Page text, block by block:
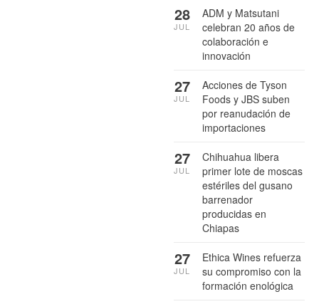
ADM y Matsutani
celebran 20 años de
colaboración e
innovación
28
JUL
Acciones de Tyson
Foods y JBS suben
por reanudación de
importaciones
27
JUL
Chihuahua libera
primer lote de moscas
estériles del gusano
barrenador
producidas en
Chiapas
27
JUL
Ethica Wines refuerza
su compromiso con la
formación enológica
27
JUL